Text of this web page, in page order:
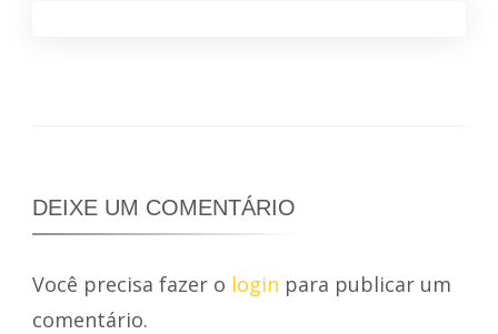
DEIXE UM COMENTÁRIO
Você precisa fazer o login para publicar um
comentário.